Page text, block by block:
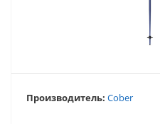
Производитель: Cober